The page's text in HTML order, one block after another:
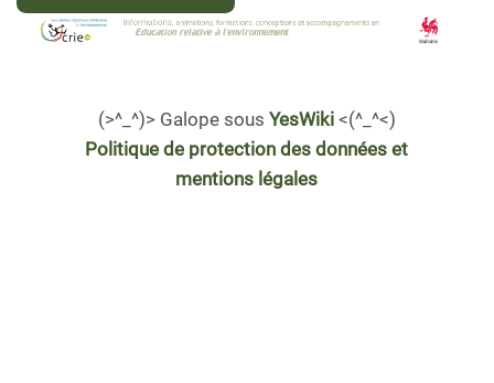
(>^_^)> Galope sous YesWiki <(^_^<)
Politique de protection des données et
mentions légales